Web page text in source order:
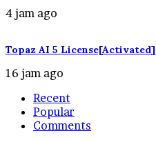
4 jam ago
Topaz AI 5
16 jam ago
Recent
Popular
Comments